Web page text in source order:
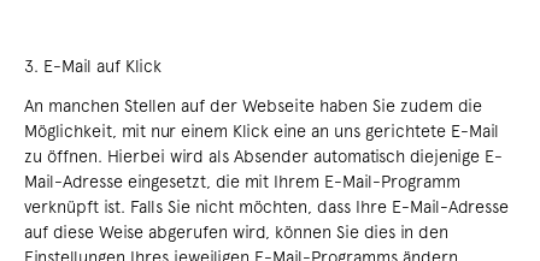
3. E-Mail auf Klick
An manchen Stellen auf der Webseite haben Sie zudem die
Möglichkeit, mit nur einem Klick eine an uns gerichtete E-Mail
zu öffnen. Hierbei wird als Absender automatisch diejenige E-
Mail-Adresse eingesetzt, die mit Ihrem E-Mail-Programm
verknüpft ist. Falls Sie nicht möchten, dass Ihre E-Mail-Adresse
auf diese Weise abgerufen wird, können Sie dies in den
Einstellungen Ihres jeweiligen E-Mail-Programms ändern.